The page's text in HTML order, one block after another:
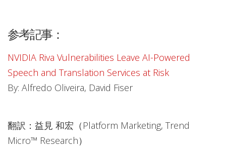
参考記事：
NVIDIA Riva Vulnerabilities Leave AI-Powered
Speech and Translation Services at Risk
By: Alfredo Oliveira, David Fiser
翻訳：益見 和宏（Platform Marketing, Trend
Micro™ Research）